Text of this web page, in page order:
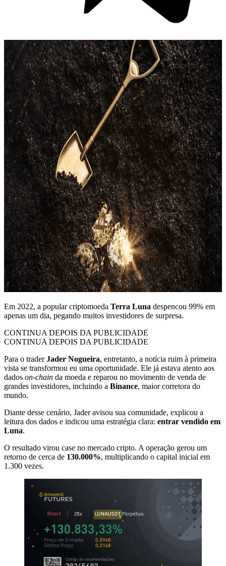
Em 2022, a popular criptomoeda Terra Luna despencou 99% em
apenas um dia, pegando muitos investidores de surpresa.
CONTINUA DEPOIS DA PUBLICIDADE
CONTINUA DEPOIS DA PUBLICIDADE
Para o traderJader Nogueira, entretanto, a notícia ruim à primeira
vista se transformou eu uma oportunidade. Ele já estava atento aos
dados on-chain da moeda e reparou no movimento de venda de
grandes investidores, incluindo a Binance, maior corretora do
mundo.
Diante desse cenário, Jader avisou sua comunidade, explicou a
leitura dos dados e indicou uma estratégia clara: entrar vendido em
Luna.
O resultado virou case no mercado cripto. A operação gerou um
retorno de cerca de 130.000%, multiplicando o capital inicial em
1.300 vezes.